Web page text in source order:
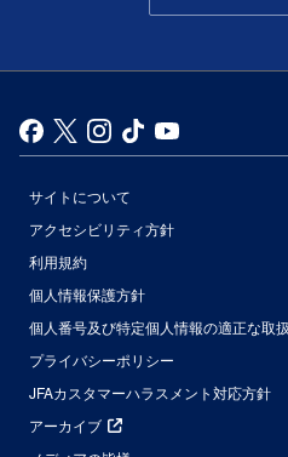
サイトについて
アクセシビリティ方針
利用規約
個人情報保護方針
個人番号及び特定個人情報の適正な取
プライバシーポリシー
JFAカスタマーハラスメント対応方針
アーカイブ